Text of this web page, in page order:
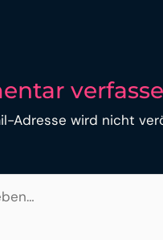
Adresse wird nicht